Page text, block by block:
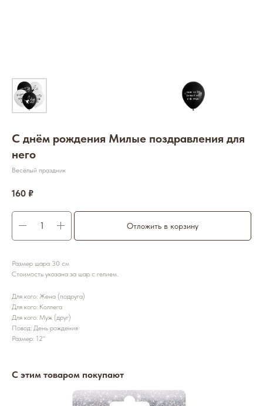
С днём рождения Милые поздравления для
него
Весёлый праздник
160 ₽
Отложить в корзину
Размер шара 30 см
Стоимость указана за шар с гелием.
Для кого: Жена (подруга)
Для кого: Коллега
Для кого: Муж (друг)
Повод: День рождения
Размер: 12"
С этим товаром покупают